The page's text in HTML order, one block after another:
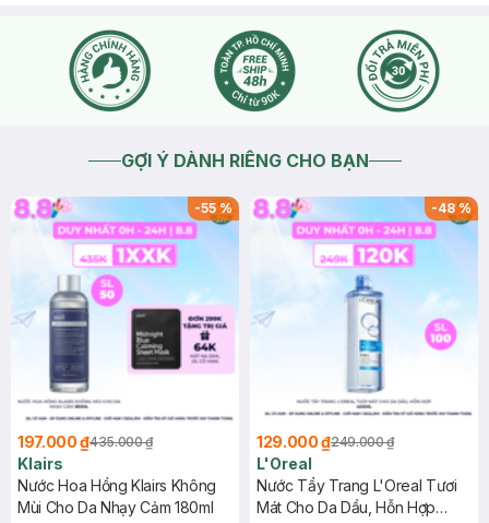
GỢI Ý DÀNH RIÊNG CHO BẠN
-55%
197.000 ₫435.000 ₫
Klairs
Nước Hoa Hồng Klairs Không
Mùi Cho Da Nhạy Cảm 180ml
-48%
129.000 ₫249.000 ₫
L'Oreal
Nước Tẩy Trang L'Oreal Tươi
Mát Cho Da Dầu, Hỗn Hợp